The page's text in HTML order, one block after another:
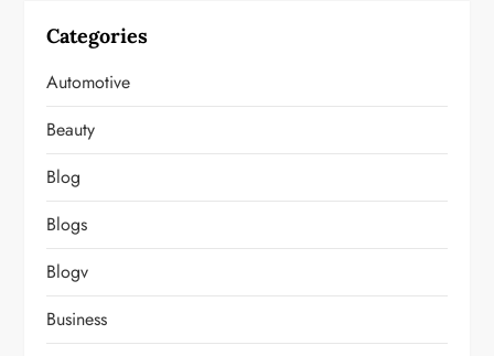
Categories
Automotive
Beauty
Blog
Blogs
Blogv
Business